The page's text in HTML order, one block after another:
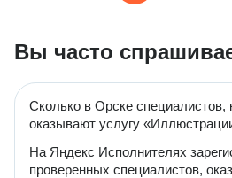
Вы часто
Сколько в Орске специалистов,
оказывают услугу
На Яндекс Исполнителях
проверенных специалистов,